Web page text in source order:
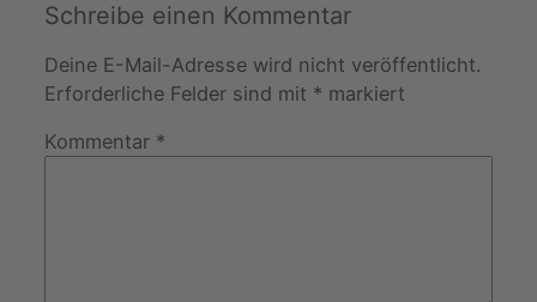
Schreibe einen Kommentar
Deine E-Mail-Adresse wird nicht veröffentlicht.
Erforderliche Felder sind mit * markiert
Kommentar *